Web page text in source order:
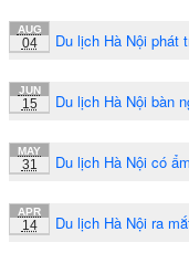
AUG
04 Du lịch Hà Nội phát
JUN
15 Du lịch Hà Nội bàn
MAY
31 Du lịch Hà Nội có
APR
14 Du lịch Hà Nội ra